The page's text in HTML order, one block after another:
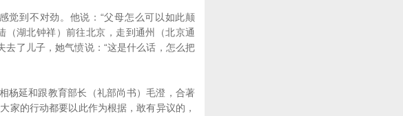
到不对劲。他说：“父母怎么可以如此颠
（湖北钟祥）前往北京，走到通州（北京通
了儿子，她气愤说：“这是什么话，怎么把
延和跟教育部长（礼部尚书）毛澄，合著
家的行动都要以此作为根据，敢有异议的，